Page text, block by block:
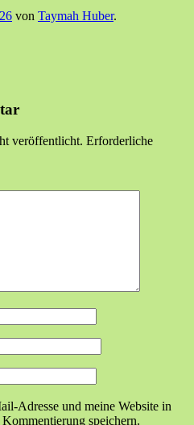
von Taymah Huber.
veröffentlicht. Erforderliche
Adresse und meine Website in
speichern.